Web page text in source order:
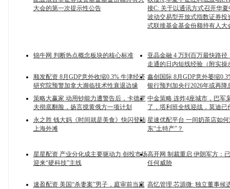
大会的第一次提示性公告
接C: 关于以通讯方式召开华
波动交易型开放式指数证券投
式联接基金基金份额持有人大
锦牛网 判断热点概念板块的核心标准
亚晶金融 4 万到百万最快路径
走通的日内短线经验（附实操
顺发配资 8月GDP意外收缩0.3% 牛津经济
研究院预警加拿大濒临技术性衰退边缘
鑫创国际 8月GDP意外萎缩
银行预判加央行2026年或再降
策略大赢家 动用钞能力遭警告后，卡德罗
夫彻底翻脸，扬言搅黄俄方一项计划
中金策略 连炸4座城市，巴军
了，塔利班全线迎战，莫迪已
永之胜 钱大妈《时间就是美食》快闪登陆
上海外滩
星速优配平台 一间奶茶店如
东“土特产”？
星星配资 产业分化成主要驱动力 创投市场
迎来“硬科技”主线
高开网 制裁重启 伊朗军方：
任何威胁
速盈配资 美国“杀妻案”男子，庭审前当庭 高忆管理 芯源微: 独立董事候